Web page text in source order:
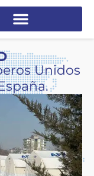
Unidos